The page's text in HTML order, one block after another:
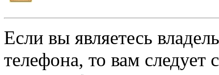
Если вы являетесь
телефона, то вам следует